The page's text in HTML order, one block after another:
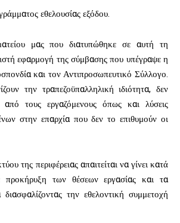
εθελουσίας εξόδου.
μας που διατυπώθηκε σε αυτή τη
εφαρμογή της σύμβασης που υπέγραψε η
και τον Αντιπροσωπευτικό Σύλλογο.
την τραπεζοϋπαλληλική ιδιότητα, δεν
από τους εργαζόμενους όπως και λύσεις
στην επαρχία που δεν το επιθυμούν οι
της περιφέρειας απαιτείται να γίνει κατά
των θέσεων εργασίας και τα
την εθελοντική συμμετοχή